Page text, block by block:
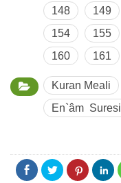
148
149
154
155
160
161
Kuran Meali
En`âm Suresi